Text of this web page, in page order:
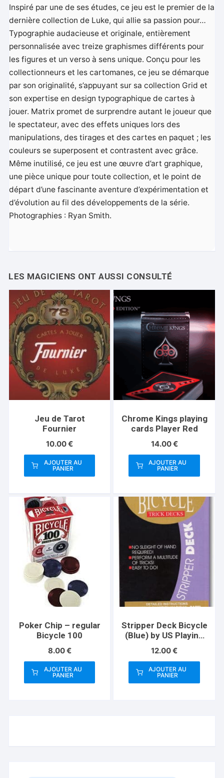
Inspiré par une de ses études, ce jeu est le premier de la
dernière collection de Luke, qui allie sa passion pour…
Typographie audacieuse et originale, entièrement
personnalisée avec treize graphismes différents pour
les figures et un verso à sens unique. Conçu pour les
collectionneurs et les cartomanes, ce jeu se démarque
par son originalité, s’appuyant sur sa collection Grid et
son expertise en design typographique de cartes à
jouer. Matrix promet de surprendre autant le joueur que
le spectateur, avec des effets uniques lors des
manipulations, des tirages et des cartes en paquet ; les
couleurs se superposent et contrastent avec grâce.
Même inutilisé, ce jeu est une œuvre d’art graphique,
une pièce unique pour toute collection, et le point de
départ d’une fascinante aventure d’expérimentation et
d’évolution au fil des développements de la série.
Photographies : Ryan Smith.
Jeu de Tarot
Fournier
10.00€
AJOUTER AU
PANIER
Chrome Kings playing
cards Player Red
14.00€
AJOUTER AU
PANIER
Poker Chip – regular
Bicycle 100
8.00€
AJOUTER AU
PANIER
Stripper Deck Bicycle
(Blue) by US Playing
12.00€
AJOUTER AU
PANIER